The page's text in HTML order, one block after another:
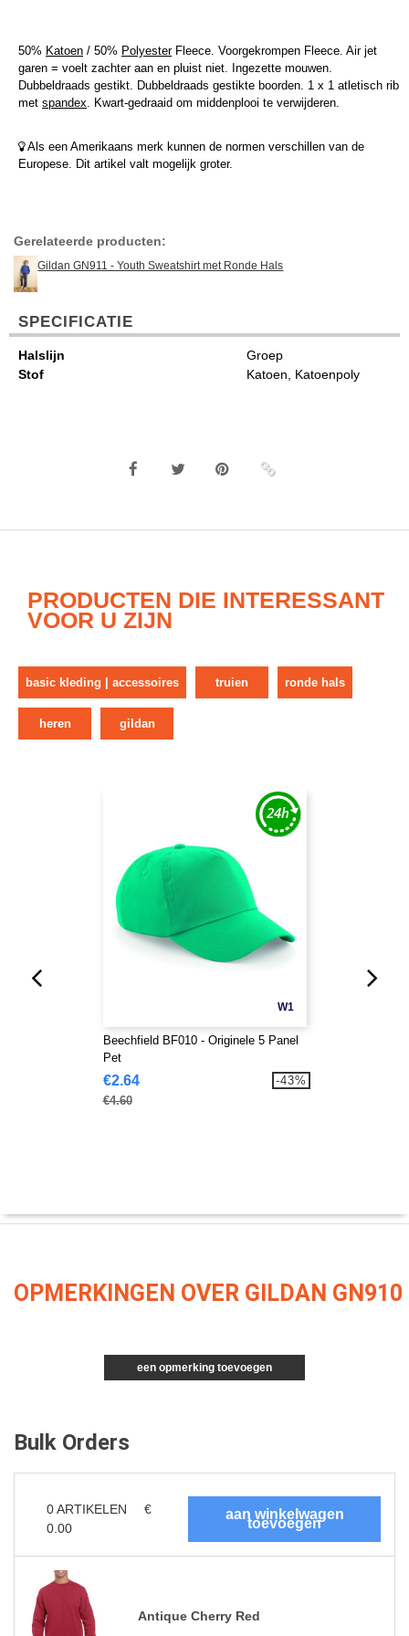
50% Katoen / 50% PolyesterFleece. Voorgekrompen Fleece. Air jet
garen = voelt zachter aan en pluist niet. Ingezette mouwen.
Dubbeldraads gestikt. Dubbeldraads gestikte boorden. 1 x 1 atletisch rib
met spandex. Kwart-gedraaid om middenplooi te verwijderen.
Als een Amerikaans merk kunnen de normen verschillen van de
Europese. Dit artikel valt mogelijk groter.
Gerelateerde producten:
Gildan GN911 - Youth Sweatshirt met Ronde Hals
SPECIFICATIE
Halslijn
Groep
Stof
Katoen, Katoenpoly
PRODUCTEN DIE INTERESSANT
VOOR U ZIJN
basic kleding | accessoires truien ronde hals
heren gildan
W1
Beechfield BF010 - Originele 5 Panel
Pet
€2.64
€4.60
-43%
OPMERKINGEN OVER GILDAN GN910
een opmerking toevoegen
Bulk Orders
0ARTIKELEN
€
0.00
Antique Cherry Red